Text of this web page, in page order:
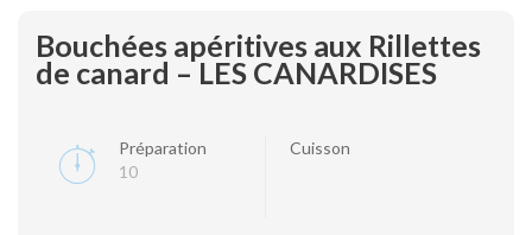
Bouchées apéritives aux Rillettes
de canard – LES CANARDISES
Préparation
10
Cuisson